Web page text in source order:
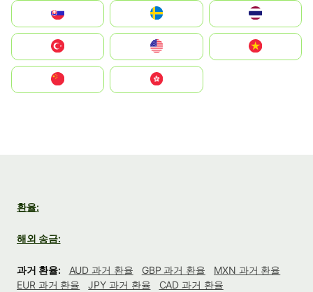
United States
中國香港特別行政區
환율:
해외 송금:
과거 환율: AUD 과거 환율 GBP 과거 환율
MXN 과거 환율
EUR 과거 환율
JPY 과거 환율
CAD 과거 환율